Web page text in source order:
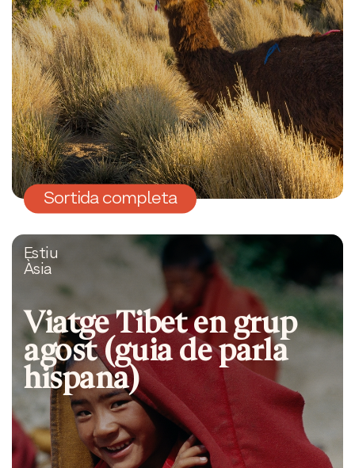
Sortida completa
Estiu
Àsia
Viatge Tibet en grup
agost (guia de parla
hispana)